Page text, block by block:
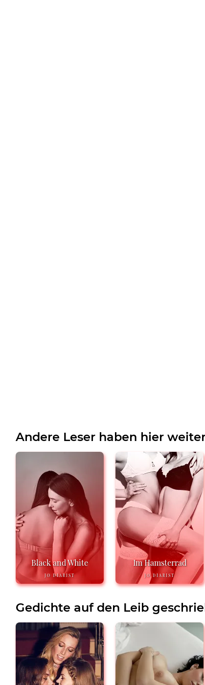
Andere Leser haben hier
Black and White
JO DIARIST
Im Hamsterrad
JO DIARIST
Gedichte auf den Leib